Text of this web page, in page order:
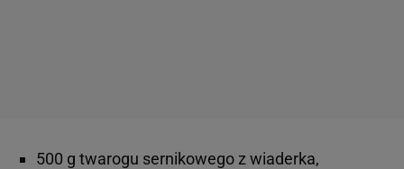
500 g twarogu sernikowego z wiaderka,